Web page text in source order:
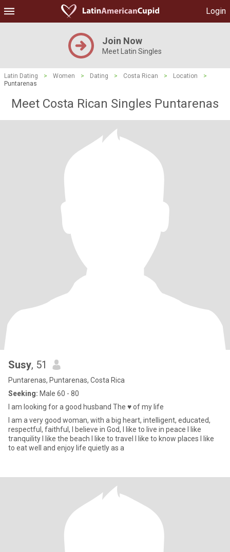
Login
Join Now
Meet Latin Singles
Latin Dating > Women > Dating > Costa Rican > Location
>
Puntarenas
Meet Costa Rican Singles Puntarenas
Susy, 51
Puntarenas, Puntarenas, Costa Rica
Seeking: Male 60 - 80
I am looking for a good husband The ♥️ of my life
I am a very good woman, with a big heart, intelligent, educated,
respectful, faithful, I believe in God, I like to live in peace I like
tranquility I like the beach I like to travel I like to know places I like
to eat well and enjoy life quietly as a